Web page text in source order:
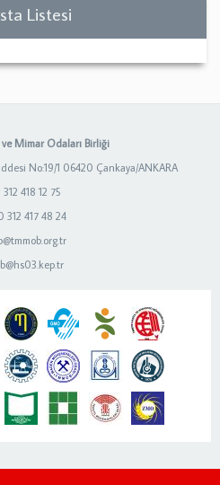
Listesi
Mimar Odaları Birliği
No:19/1 06420 Çankaya/ANKARA
418 12 75
312 417 48 24